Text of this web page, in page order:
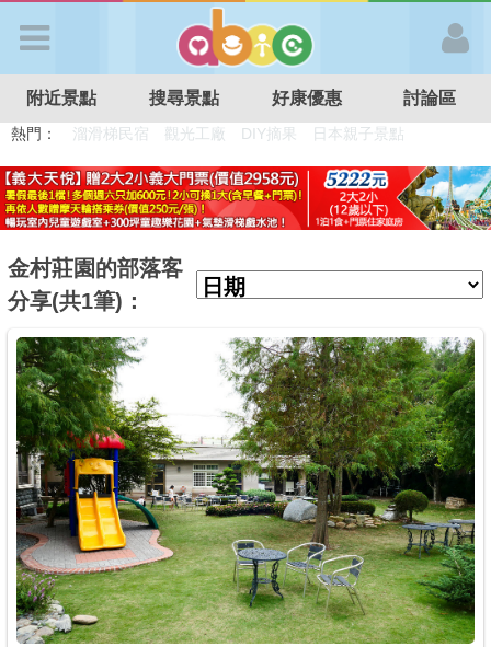
APP登入
首 頁
好康優惠
最新消息
最新留言
商家合作
推薦景點
附近景點 搜尋景點 好康優惠 討論區
熱門： 溜滑梯民宿 觀光工廠 DIY摘果
日本親子景點
金村莊園的部落客
分享(共1筆)：